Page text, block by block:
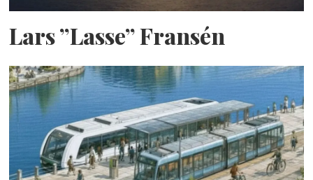
Lars ”Lasse” Fransén